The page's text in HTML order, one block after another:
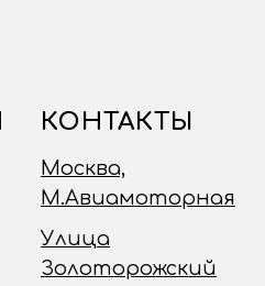
КОНТАКТЫ
Москва,
М.Авиамоторная
Улица
Золоторожский